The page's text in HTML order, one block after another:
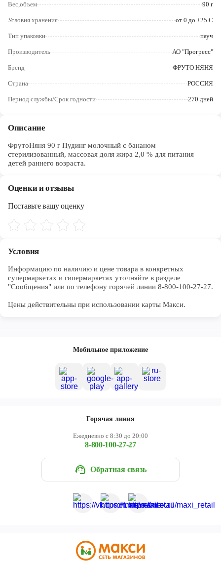
Вес,объем 90 г
Условия хранения от 0 до +25 С
Тип упаковки пауч
Производитель АО "Прогресс"
Бренд ФРУТО НЯНЯ
Страна РОССИЯ
Период службы/Срок годности 270 дней
Описание
ФрутоНяня 90 г Пудинг молочный с бананом
стерилизованный, массовая доля жира 2,0 % для питания
детей раннего возраста.
Оценки и отзывы
Поставьте вашу оценку
Условия
Информацию по наличию и цене товара в конкретных
супермаркетах и гипермаркетах уточняйте в разделе
"Сообщения" или по телефону горячей линии 8-800-100-27-27.
Цены действительны при использовании карты Макси.
Мобильное приложение
Горячая линия
Ежедневно с 8:30 до 20:00
8-800-100-27-27
Обратная связь